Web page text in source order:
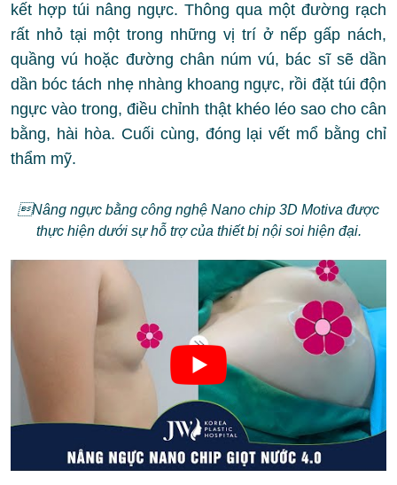
kết hợp túi nâng ngực. Thông qua một đường rạch
rất nhỏ tại một trong những vị trí ở nếp gấp nách,
quầng vú hoặc đường chân núm vú, bác sĩ sẽ dần
dần bóc tách nhẹ nhàng khoang ngực, rồi đặt túi độn
ngực vào trong, điều chỉnh thật khéo léo sao cho cân
bằng, hài hòa. Cuối cùng, đóng lại vết mổ bằng chỉ
thẩm mỹ.
Nâng ngực bằng công nghệ Nano chip 3D Motiva được
thực hiện dưới sự hỗ trợ của thiết bị nội soi hiện đại.